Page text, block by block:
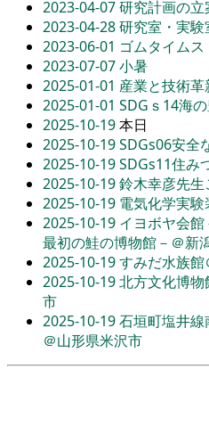
2023-04-07研究計画の立
2023-04-28研究室・実
2023-06-01 ゴムタイム
2023-07-07小暑
2025-01-01 産業と技術革
2025-01-01 SDGｓ14海
2025-10-19本日
2025-10-19SDGs06安全
2025-10-19SDGs11住み
2025-10-19鈴木幸彦先生
2025-10-19 電気化学実験
2025-10-19 イヨボヤ会
最初の鮭の博物館－＠新
2025-10-19すみだ水族館
2025-10-19北方文化博
市
2025-10-19石垣町塩井
＠山形県米沢市